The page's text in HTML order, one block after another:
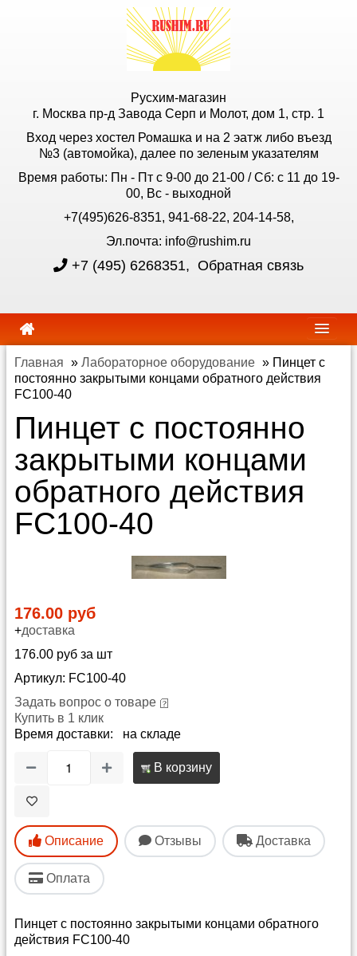
Русхим-магазин
г. Москва пр-д Завода Серп и Молот, дом 1, стр. 1
Вход через хостел Ромашка и на 2 эатж либо въезд
№3 (автомойка), далее по зеленым указателям
Время работы: Пн - Пт с 9-00 до 21-00 / Сб: с 11 до 19-
00, Вс - выходной
+7(495)626-8351, 941-68-22, 204-14-58,
Эл.почта: info@rushim.ru
+7 (495) 6268351, Обратная связь
Главная » Лабораторное оборудование » Пинцет с
постоянно закрытыми концами обратного действия
FC100-40
Пинцет с постоянно
закрытыми концами
обратного действия
FC100-40
176.00 руб
+доставка
176.00 руб за шт
Артикул: FC100-40
Задать вопрос о товаре
Купить в 1 клик
Время доставки: на складе
В корзину
Описание Отзывы Доставка
Оплата
Пинцет с постоянно закрытыми концами обратного
действия FC100-40